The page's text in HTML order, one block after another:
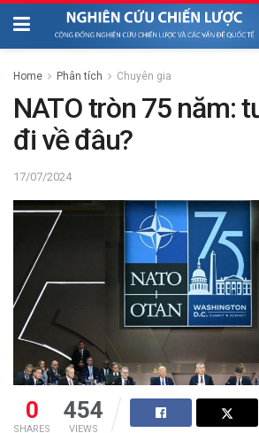
Home Phân tích Chuyên gia
NATO tròn 75 năm:
đi về đâu?
17/07/2024
0
SHARES
454
VIEWS